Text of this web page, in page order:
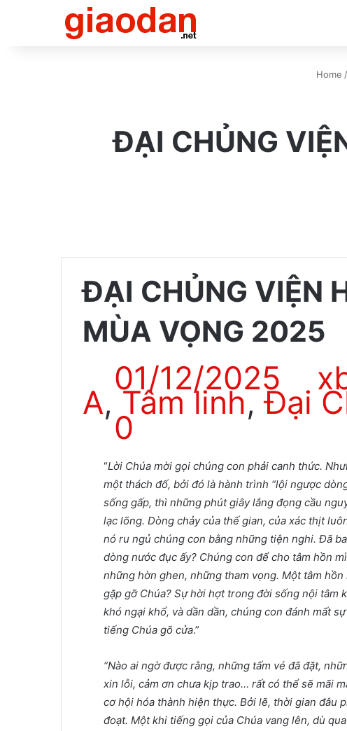
Home /
ĐẠI CHỦNG
ĐẠI CHỦNG VIỆN
MÙA VỌNG 2025
01/12/2025
A,Tâm linh,Đại
0
“Lời Chúa mời gọi chúng con phải canh thức.
một thách đố, bởi đó là hành trình “lội ngược
sống gấp, thì những phút giây lắng đọng cầu
lạc lõng. Dòng chảy của thế gian, của xác thịt
nó ru ngủ chúng con bằng những tiện nghi. Đã
dòng nước đục ấy? Chúng con để cho tâm hồn
những hờn ghen, những tham vọng. Một tâm
gặp gỡ Chúa? Sự hời hợt trong đời sống nội tâm
khó ngại khổ, và dần dần, chúng con đánh mất
tiếng Chúa gõ cửa.”
“Nào ai ngờ được rằng, những tấm vé đã đặt,
xin lỗi, cảm ơn chưa kịp trao… rất có thể sẽ mãi
cơ hội hóa thành hiện thực. Bởi lẽ, thời gian đâu
đoạt. Một khi tiếng gọi của Chúa vang lên, dù